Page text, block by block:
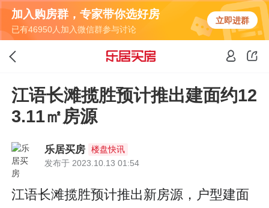
加入购房群，专家带你选好房
已有46950人加入微信群参与讨论
立即进群
江语长滩揽胜预计推出建面约12
3.11㎡房源
乐居买房
楼盘快讯
发布于 2023.10.13 01:54
江语长滩揽胜预计推出新房源，户型建面